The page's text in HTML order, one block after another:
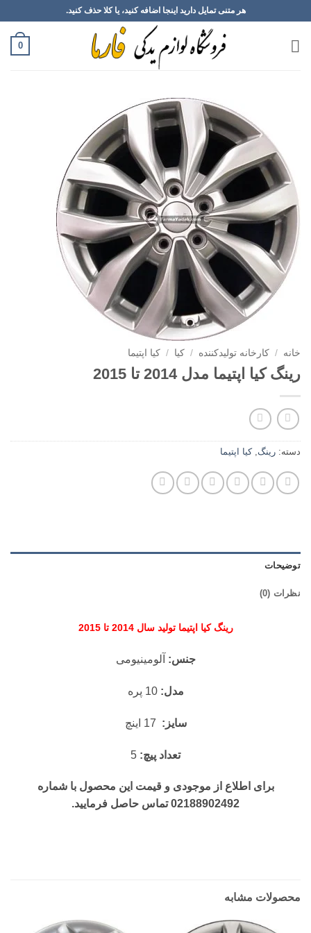
to
content
هر متنی تمایل دارید اینجا اضافه کنید، یا کلا حذف کنید.
0
خانه / کارخانه تولیدکننده / کیا / کیا اپتیما
رینگ کیا اپتیما مدل 2014 تا 2015
دسته: رینگ,کیا اپتیما
توضیحات
نظرات (0)
رینگ کیا اپتیما تولید سال 2014 تا 2015
جنس: آلومینیومی
مدل: 10 پره
سایز:
تعداد پیچ:
برای اطلاع از موجودی و قیمت این محصول با شماره
02188902492 تماس حاصل فرمایید.
محصولات مشابه